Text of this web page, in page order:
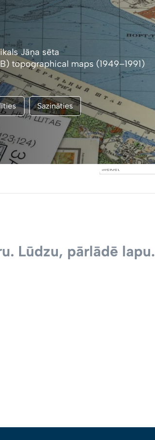
Jāņa sēta
topographical maps (1949–1991)
Sazināties
Lūdzu, pārlādē lapu.